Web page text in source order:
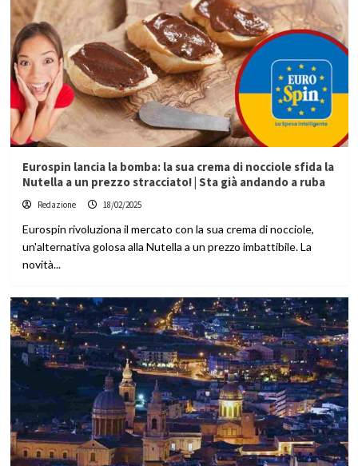
Eurospin lancia la bomba: la sua crema di nocciole sfida la
Nutella a un prezzo stracciato! | Sta già andando a ruba
Redazione 18/02/2025
Eurospin rivoluziona il mercato con la sua crema di nocciole,
un'alternativa golosa alla Nutella a un prezzo imbattibile. La
novità...